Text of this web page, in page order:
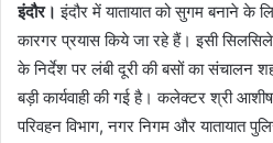
इंदौर। इंदौर में यातायात को सुगम बनाने के
कारगर प्रयास किये जा रहे हैं। इसी
के निर्देश पर लंबी दूरी की बसों का संचालन
बड़ी कार्यवाही की गई है। कलेक्टर श्री
परिवहन विभाग, नगर निगम और यातायात